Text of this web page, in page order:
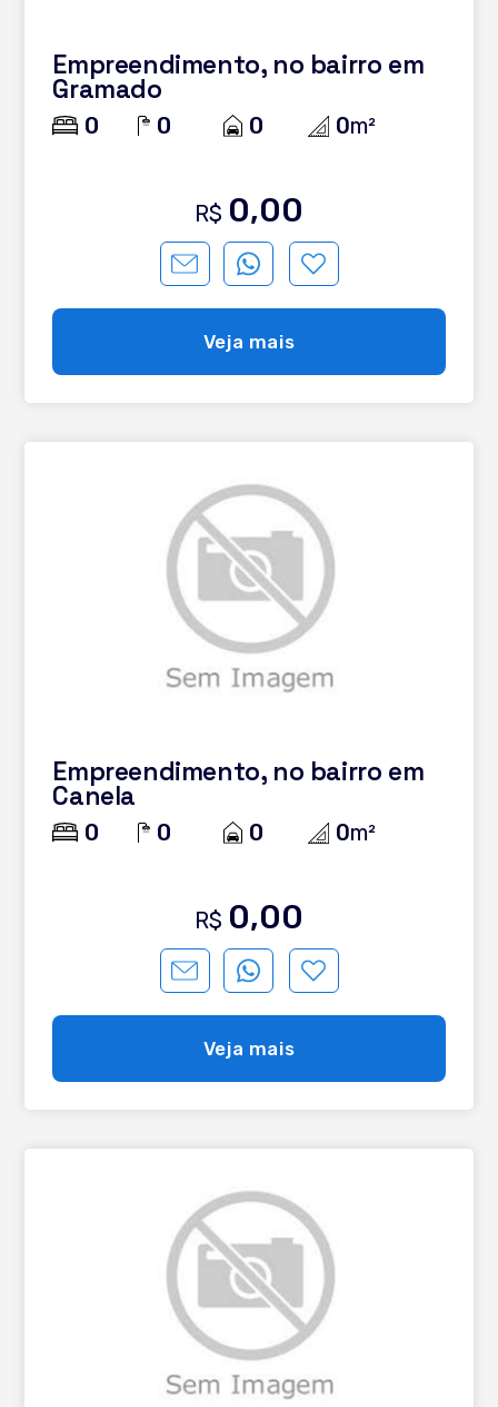
Empreendimento, no bairro em
Gramado
0 0 0 0m²
R$ 0,00
Veja mais
Empreendimento, no bairro em
Canela
0 0 0 0m²
R$ 0,00
Veja mais